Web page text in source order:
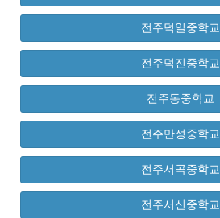
전주덕일중학교
전주덕진중학교
전주동중학교
전주만성중학교
전주서곡중학교
전주서신중학교